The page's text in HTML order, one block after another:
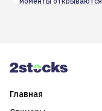
Главная